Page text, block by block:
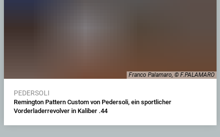
Franco Palamaro, © F.PALAMARO
PEDERSOLI
Remington Pattern Custom von Pedersoli, ein sportlicher
Vorderladerrevolver in Kaliber .44